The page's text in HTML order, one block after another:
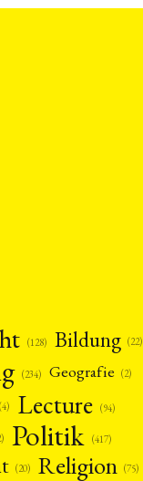
(128) Bildung (22)
(234) Geografie (2)
(4) Lecture (94)
Politik (417)
(20) Religion (75)